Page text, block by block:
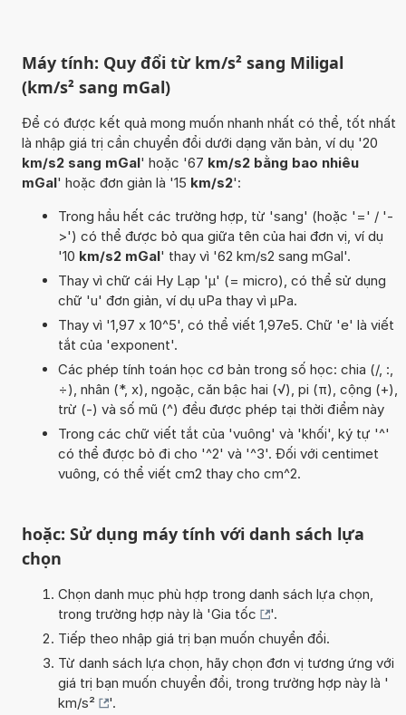
Máy tính: Quy đổi từ km/s² sang Miligal
(km/s² sang mGal)
Để có được kết quả mong muốn nhanh nhất có thể, tốt nhất
là nhập giá trị cần chuyển đổi dưới dạng văn bản, ví dụ '20
km/s2 sang mGal' hoặc '67 km/s2 bằng bao nhiêu
mGal' hoặc đơn giản là '15 km/s2':
Trong hầu hết các trường hợp, từ 'sang' (hoặc '=' / '-
>') có thể được bỏ qua giữa tên của hai đơn vị, ví dụ
'10 km/s2 mGal' thay vì '62 km/s2 sang mGal'.
Thay vì chữ cái Hy Lạp 'µ' (= micro), có thể sử dụng
chữ 'u' đơn giản, ví dụ uPa thay vì µPa.
Thay vì '1,97 x 10^5', có thể viết 1,97e5. Chữ 'e' là viết
tắt của 'exponent'.
Các phép tính toán học cơ bản trong số học: chia (/, :,
÷), nhân (*, x), ngoặc, căn bậc hai (√), pi (π), cộng (+),
trừ (-) và số mũ (^) đều được phép tại thời điểm này
Trong các chữ viết tắt của 'vuông' và 'khối', ký tự '^'
có thể được bỏ đi cho '^2' và '^3'. Đối với centimet
vuông, có thể viết cm2 thay cho cm^2.
hoặc: Sử dụng máy tính với danh sách lựa
chọn
Chọn danh mục phù hợp trong danh sách lựa chọn,
trong trường hợp này là 'Gia tốc
'.
Tiếp theo nhập giá trị bạn muốn chuyển đổi.
Từ danh sách lựa chọn, hãy chọn đơn vị tương ứng với
giá trị bạn muốn chuyển đổi, trong trường hợp này là '
km/s²
'.